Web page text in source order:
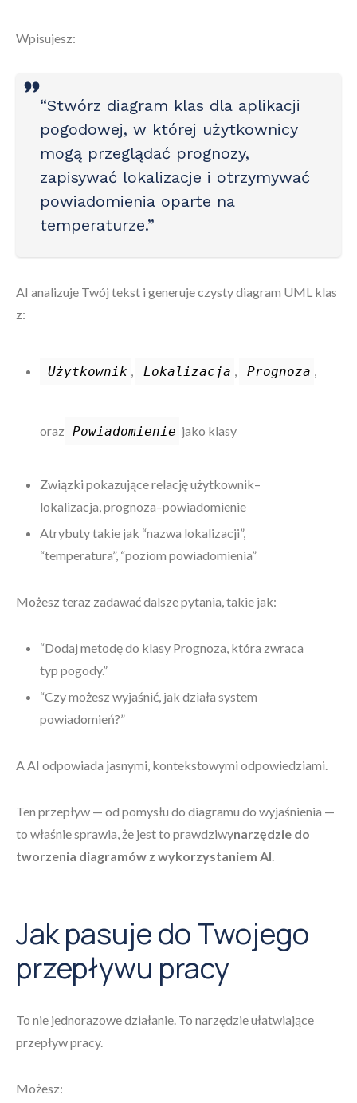
Wpisujesz:
“Stwórz diagram klas dla aplikacji
pogodowej, w której użytkownicy
mogą przeglądać prognozy,
zapisywać lokalizacje i otrzymywać
powiadomienia oparte na
temperaturze.”
AI analizuje Twój tekst i generuje czysty diagram UML klas
z:
Użytkownik , Lokalizacja , Prognoza ,
oraz Powiadomienie jako klasy
Związki pokazujące relację użytkownik–
lokalizacja, prognoza–powiadomienie
Atrybuty takie jak “nazwa lokalizacji”,
“temperatura”, “poziom powiadomienia”
Możesz teraz zadawać dalsze pytania, takie jak:
“Dodaj metodę do klasy Prognoza, która zwraca
typ pogody.”
“Czy możesz wyjaśnić, jak działa system
powiadomień?”
A AI odpowiada jasnymi, kontekstowymi odpowiedziami.
Ten przepływ — od pomysłu do diagramu do wyjaśnienia —
to właśnie sprawia, że jest to prawdziwynarzędzie do
tworzenia diagramów z wykorzystaniem AI.
Jak pasuje do Twojego
przepływu pracy
To nie jednorazowe działanie. To narzędzie ułatwiające
przepływ pracy.
Możesz: